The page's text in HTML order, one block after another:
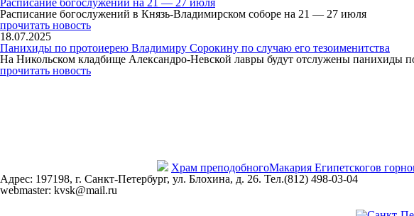
Расписание богослужений на 21 — 27 июля
Расписание богослужений в Князь-Владимирском соборе на 21 — 27 июля
прочитать новость
18.07.2025
Панихиды по протоиерею Владимиру Сорокину по случаю его тезоименитства
На Никольском кладбище Александро-Невской лавры будут отслужены панихиды
прочитать новость
Храм преподобногоМакария Египетскогов
Адрес: 197198, г. Санкт-Петербург, ул. Блохина, д. 26. Тел.(812) 498-03-04
webmaster: kvsk@mail.ru